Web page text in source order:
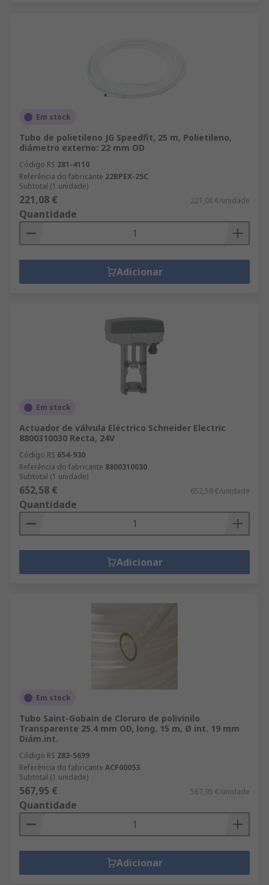
Em stock
Tubo de polietileno JG Speedfit, 25 m, Polietileno,
diámetro externo: 22 mm OD
Código RS 281-4110
Referência do fabricante 22BPEX-25C
Subtotal (1 unidade)
221,08 € 221,08 €/unidade
Quantidade
Adicionar
Em stock
Actuador de válvula Eléctrico Schneider Electric
8800310030 Recta, 24V
Código RS 654-930
Referência do fabricante 8800310030
Subtotal (1 unidade)
652,58 € 652,58 €/unidade
Quantidade
Adicionar
Em stock
Tubo Saint-Gobain de Cloruro de polivinilo
Transparente 25.4 mm OD, long. 15 m, Ø int. 19 mm
Diám.int.
Código RS 283-5699
Referência do fabricante ACF00053
Subtotal (1 unidade)
567,95 € 567,95 €/unidade
Quantidade
Adicionar